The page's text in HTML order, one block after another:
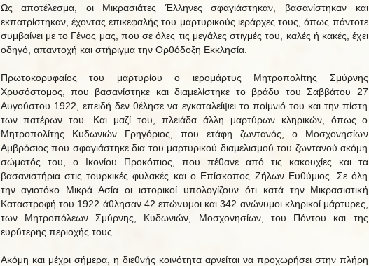
Ως αποτέλεσμα, οι Μικρασιάτες Έλληνες σφαγιάστηκαν, βασανίστηκαν και
εκπατρίστηκαν, έχοντας επικεφαλής του μαρτυρικούς ιεράρχες τους, όπως πάντοτε
συμβαίνει με το Γένος μας, που σε όλες τις μεγάλες στιγμές του, καλές ή κακές, έχει
οδηγό, απαντοχή και στήριγμα την Ορθόδοξη Εκκλησία.
Πρωτοκορυφαίος του μαρτυρίου ο ιερομάρτυς Μητροπολίτης Σμύρνης
Χρυσόστομος, που βασανίστηκε και διαμελίστηκε το βράδυ του Σαββάτου 27
Αυγούστου 1922, επειδή δεν θέλησε να εγκαταλείψει το ποίμνιό του και την πίστη
των πατέρων του. Και μαζί του, πλειάδα άλλη μαρτύρων κληρικών, όπως ο
Μητροπολίτης Κυδωνιών Γρηγόριος, που ετάφη ζωντανός, ο Μοσχονησίων
Αμβρόσιος που σφαγιάστηκε δια του μαρτυρικού διαμελισμού του ζωντανού ακόμη
σώματός του, ο Ικονίου Προκόπιος, που πέθανε από τις κακουχίες και τα
βασανιστήρια στις τουρκικές φυλακές και ο Επίσκοπος Ζήλων Ευθύμιος. Σε όλη
την αγιοτόκο Μικρά Ασία οι ιστορικοί υπολογίζουν ότι κατά την Μικρασιατική
Καταστροφή του 1922 άθλησαν 42 επώνυμοι και 342 ανώνυμοι κληρικοί μάρτυρες,
των Μητροπόλεων Σμύρνης, Κυδωνιών, Μοσχονησίων, του Πόντου και της
ευρύτερης περιοχής τους.
Ακόμη και μέχρι σήμερα, η διεθνής κοινότητα αρνείται να προχωρήσει στην πλήρη